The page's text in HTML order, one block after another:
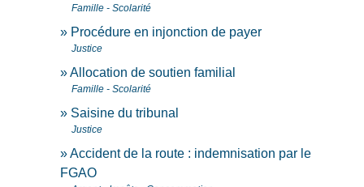
Famille - Scolarité
Procédure en injonction de payer
Justice
Allocation de soutien familial
Famille - Scolarité
Saisine du tribunal
Justice
Accident de la route : indemnisation par le
FGAO